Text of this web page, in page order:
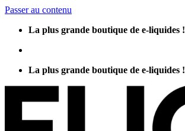
Passer au contenu
La plus grande boutique de e-liquides !
La plus grande boutique de e-liquides !